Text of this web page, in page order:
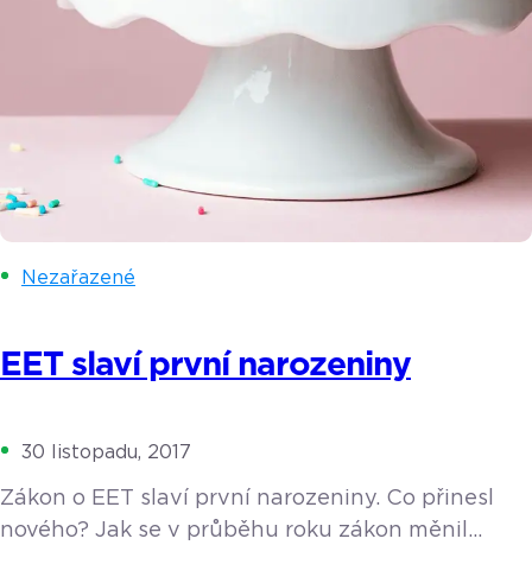
Nezařazené
EET slaví první narozeniny
30 listopadu, 2017
Zákon o EET slaví první narozeniny. Co přinesl
nového? Jak se v průběhu roku zákon měnil